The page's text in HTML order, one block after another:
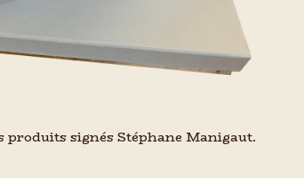
produits signés Stéphane Manigaut.